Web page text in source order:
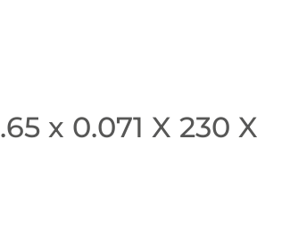
x 0.071 X 230 X